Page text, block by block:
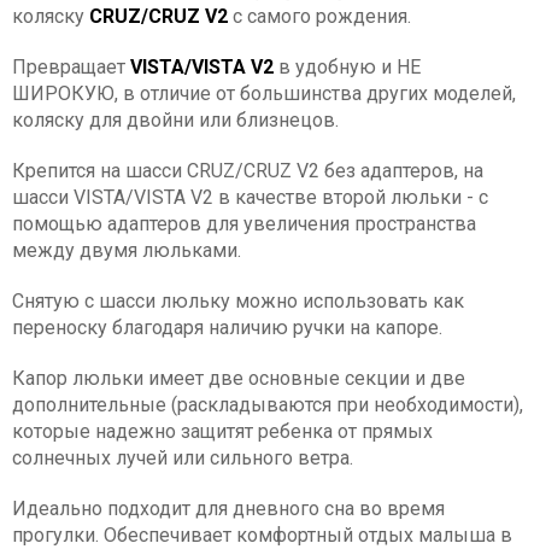
коляску CRUZ/CRUZ V2 с самого рождения.
Превращает VISTA/VISTA V2 в удобную и НЕ
ШИРОКУЮ, в отличие от большинства других моделей,
коляску для двойни или близнецов.
Крепится на шасси CRUZ/CRUZ V2 без адаптеров, на
шасси VISTA/VISTA V2 в качестве второй люльки - с
помощью адаптеров для увеличения пространства
между двумя люльками.
Снятую с шасси люльку можно использовать как
переноску благодаря наличию ручки на капоре.
Капор люльки имеет две основные секции и две
дополнительные (раскладываются при необходимости),
которые надежно защитят ребенка от прямых
солнечных лучей или сильного ветра.
Идеально подходит для дневного сна во время
прогулки. Обеспечивает комфортный отдых малыша в